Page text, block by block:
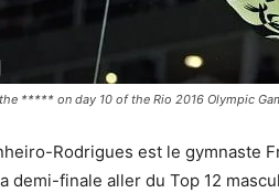
***** on day 10 of the Rio 2016 Olympic
Rodrigues est le gymnaste
demi-finale aller du Top 12